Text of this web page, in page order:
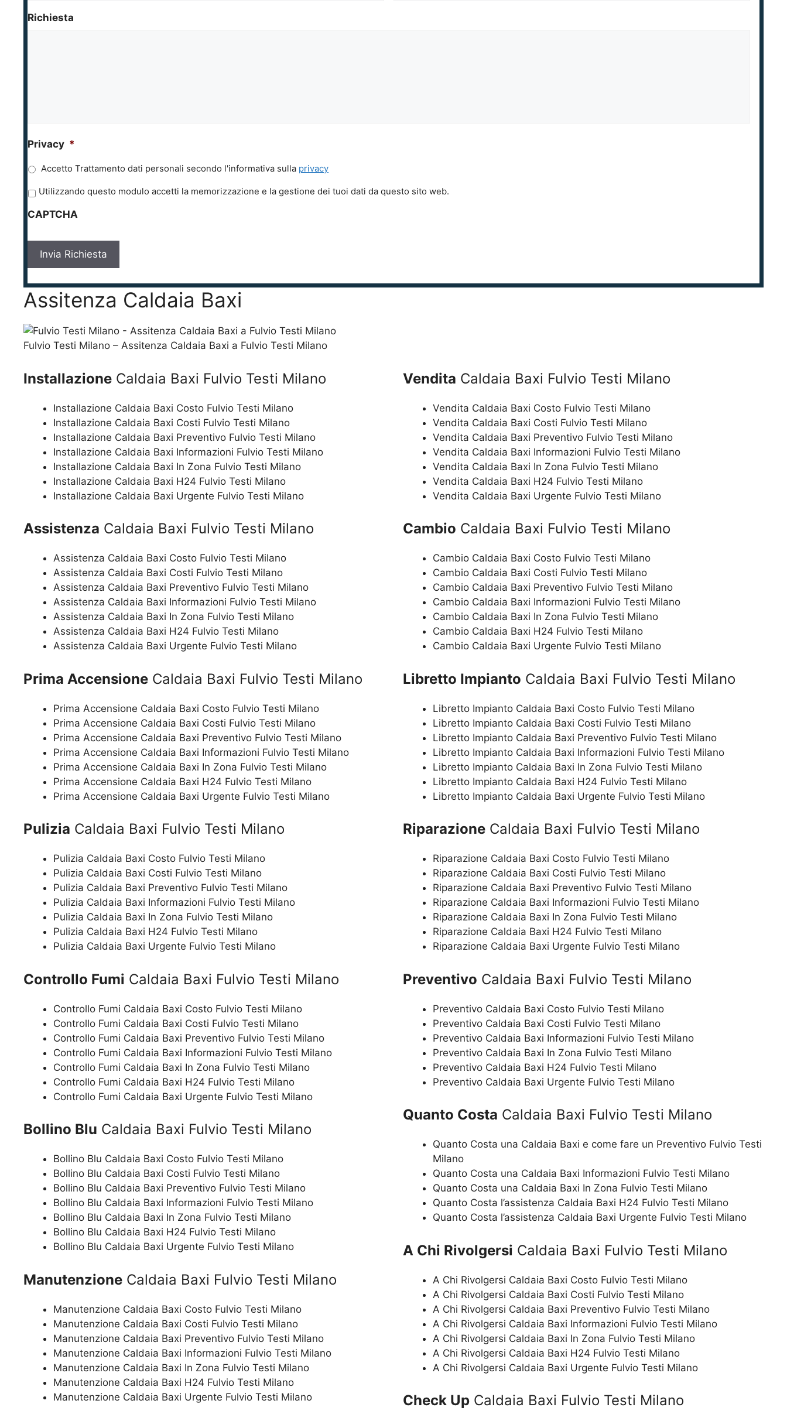
Richiesta
Privacy *
Accetto Trattamento dati personali secondo l'informativa sulla privacy
P
i
a
y
*
Utilizzando questo modulo accetti la memorizzazione e la gestione dei tuoi dati da questo sito web.
CAPTCHA
Assitenza Caldaia Baxi
Fulvio Testi Milano – Assitenza Caldaia Baxi a Fulvio Testi Milano
Installazione Caldaia Baxi Fulvio Testi Milano
Installazione Caldaia Baxi Costo Fulvio Testi Milano
Installazione Caldaia Baxi Costi Fulvio Testi Milano
Installazione Caldaia Baxi Preventivo Fulvio Testi Milano
Installazione Caldaia Baxi Informazioni Fulvio Testi Milano
Installazione Caldaia Baxi In Zona Fulvio Testi Milano
Installazione Caldaia Baxi H24 Fulvio Testi Milano
Installazione Caldaia Baxi Urgente Fulvio Testi Milano
Assistenza Caldaia Baxi Fulvio Testi Milano
Assistenza Caldaia Baxi Costo Fulvio Testi Milano
Assistenza Caldaia Baxi Costi Fulvio Testi Milano
Assistenza Caldaia Baxi Preventivo Fulvio Testi Milano
Assistenza Caldaia Baxi Informazioni Fulvio Testi Milano
Assistenza Caldaia Baxi In Zona Fulvio Testi Milano
Assistenza Caldaia Baxi H24 Fulvio Testi Milano
Assistenza Caldaia Baxi Urgente Fulvio Testi Milano
Prima Accensione Caldaia Baxi Fulvio Testi Milano
Prima Accensione Caldaia Baxi Costo Fulvio Testi Milano
Prima Accensione Caldaia Baxi Costi Fulvio Testi Milano
Prima Accensione Caldaia Baxi Preventivo Fulvio Testi Milano
Prima Accensione Caldaia Baxi Informazioni Fulvio Testi Milano
Prima Accensione Caldaia Baxi In Zona Fulvio Testi Milano
Prima Accensione Caldaia Baxi H24 Fulvio Testi Milano
Prima Accensione Caldaia Baxi Urgente Fulvio Testi Milano
Pulizia Caldaia Baxi Fulvio Testi Milano
Pulizia Caldaia Baxi Costo Fulvio Testi Milano
Pulizia Caldaia Baxi Costi Fulvio Testi Milano
Pulizia Caldaia Baxi Preventivo Fulvio Testi Milano
Pulizia Caldaia Baxi Informazioni Fulvio Testi Milano
Pulizia Caldaia Baxi In Zona Fulvio Testi Milano
Pulizia Caldaia Baxi H24 Fulvio Testi Milano
Pulizia Caldaia Baxi Urgente Fulvio Testi Milano
Controllo Fumi Caldaia Baxi Fulvio Testi Milano
Controllo Fumi Caldaia Baxi Costo Fulvio Testi Milano
Controllo Fumi Caldaia Baxi Costi Fulvio Testi Milano
Controllo Fumi Caldaia Baxi Preventivo Fulvio Testi Milano
Controllo Fumi Caldaia Baxi Informazioni Fulvio Testi Milano
Controllo Fumi Caldaia Baxi In Zona Fulvio Testi Milano
Controllo Fumi Caldaia Baxi H24 Fulvio Testi Milano
Controllo Fumi Caldaia Baxi Urgente Fulvio Testi Milano
Bollino Blu Caldaia Baxi Fulvio Testi Milano
Bollino Blu Caldaia Baxi Costo Fulvio Testi Milano
Bollino Blu Caldaia Baxi Costi Fulvio Testi Milano
Bollino Blu Caldaia Baxi Preventivo Fulvio Testi Milano
Bollino Blu Caldaia Baxi Informazioni Fulvio Testi Milano
Bollino Blu Caldaia Baxi In Zona Fulvio Testi Milano
Bollino Blu Caldaia Baxi H24 Fulvio Testi Milano
Bollino Blu Caldaia Baxi Urgente Fulvio Testi Milano
Manutenzione Caldaia Baxi Fulvio Testi Milano
Manutenzione Caldaia Baxi Costo Fulvio Testi Milano
Manutenzione Caldaia Baxi Costi Fulvio Testi Milano
Manutenzione Caldaia Baxi Preventivo Fulvio Testi Milano
Manutenzione Caldaia Baxi Informazioni Fulvio Testi Milano
Manutenzione Caldaia Baxi In Zona Fulvio Testi Milano
Manutenzione Caldaia Baxi H24 Fulvio Testi Milano
Manutenzione Caldaia Baxi Urgente Fulvio Testi Milano
Vendita Caldaia Baxi Fulvio Testi Milano
Vendita Caldaia Baxi Costo Fulvio Testi Milano
Vendita Caldaia Baxi Costi Fulvio Testi Milano
Vendita Caldaia Baxi Preventivo Fulvio Testi Milano
Vendita Caldaia Baxi Informazioni Fulvio Testi Milano
Vendita Caldaia Baxi In Zona Fulvio Testi Milano
Vendita Caldaia Baxi H24 Fulvio Testi Milano
Vendita Caldaia Baxi Urgente Fulvio Testi Milano
Cambio Caldaia Baxi Fulvio Testi Milano
Cambio Caldaia Baxi Costo Fulvio Testi Milano
Cambio Caldaia Baxi Costi Fulvio Testi Milano
Cambio Caldaia Baxi Preventivo Fulvio Testi Milano
Cambio Caldaia Baxi Informazioni Fulvio Testi Milano
Cambio Caldaia Baxi In Zona Fulvio Testi Milano
Cambio Caldaia Baxi H24 Fulvio Testi Milano
Cambio Caldaia Baxi Urgente Fulvio Testi Milano
Libretto Impianto Caldaia Baxi Fulvio Testi Milano
Libretto Impianto Caldaia Baxi Costo Fulvio Testi Milano
Libretto Impianto Caldaia Baxi Costi Fulvio Testi Milano
Libretto Impianto Caldaia Baxi Preventivo Fulvio Testi Milano
Libretto Impianto Caldaia Baxi Informazioni Fulvio Testi Milano
Libretto Impianto Caldaia Baxi In Zona Fulvio Testi Milano
Libretto Impianto Caldaia Baxi H24 Fulvio Testi Milano
Libretto Impianto Caldaia Baxi Urgente Fulvio Testi Milano
Riparazione Caldaia Baxi Fulvio Testi Milano
Riparazione Caldaia Baxi Costo Fulvio Testi Milano
Riparazione Caldaia Baxi Costi Fulvio Testi Milano
Riparazione Caldaia Baxi Preventivo Fulvio Testi Milano
Riparazione Caldaia Baxi Informazioni Fulvio Testi Milano
Riparazione Caldaia Baxi In Zona Fulvio Testi Milano
Riparazione Caldaia Baxi H24 Fulvio Testi Milano
Riparazione Caldaia Baxi Urgente Fulvio Testi Milano
Preventivo Caldaia Baxi Fulvio Testi Milano
Preventivo Caldaia Baxi Costo Fulvio Testi Milano
Preventivo Caldaia Baxi Costi Fulvio Testi Milano
Preventivo Caldaia Baxi Informazioni Fulvio Testi Milano
Preventivo Caldaia Baxi In Zona Fulvio Testi Milano
Preventivo Caldaia Baxi H24 Fulvio Testi Milano
Preventivo Caldaia Baxi Urgente Fulvio Testi Milano
Quanto Costa Caldaia Baxi Fulvio Testi Milano
Quanto Costa una Caldaia Baxi e come fare un Preventivo Fulvio Testi
Milano
Quanto Costa una Caldaia Baxi Informazioni Fulvio Testi Milano
Quanto Costa una Caldaia Baxi In Zona Fulvio Testi Milano
Quanto Costa l’assistenza Caldaia Baxi H24 Fulvio Testi Milano
Quanto Costa l’assistenza Caldaia Baxi Urgente Fulvio Testi Milano
A Chi Rivolgersi Caldaia Baxi Fulvio Testi Milano
A Chi Rivolgersi Caldaia Baxi Costo Fulvio Testi Milano
A Chi Rivolgersi Caldaia Baxi Costi Fulvio Testi Milano
A Chi Rivolgersi Caldaia Baxi Preventivo Fulvio Testi Milano
A Chi Rivolgersi Caldaia Baxi Informazioni Fulvio Testi Milano
A Chi Rivolgersi Caldaia Baxi In Zona Fulvio Testi Milano
A Chi Rivolgersi Caldaia Baxi H24 Fulvio Testi Milano
A Chi Rivolgersi Caldaia Baxi Urgente Fulvio Testi Milano
Check Up Caldaia Baxi Fulvio Testi Milano